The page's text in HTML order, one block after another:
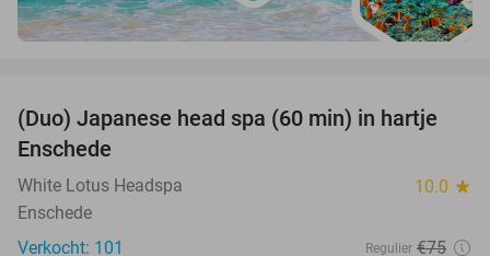
35%
(Duo) Japanese head spa (60 min) in hartje
Enschede
White Lotus Headspa 10.0 star
Enschede
Verkocht: 101
Regulier €75